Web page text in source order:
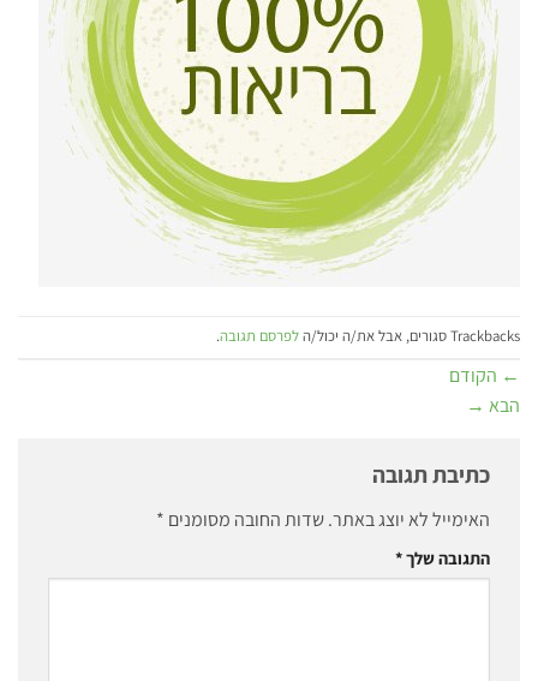
Trackbacks סגורים, אבל את/ה יכול/ה לפרסם תגובה.
← הקודם
הבא →
כתיבת תגובה
האימייל לא יוצג באתר.שדות החובה מסומנים *
התגובה שלך*